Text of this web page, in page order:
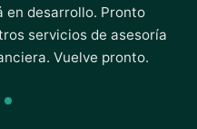
en desarrollo. Pronto
servicios de asesoría
Vuelve pronto.